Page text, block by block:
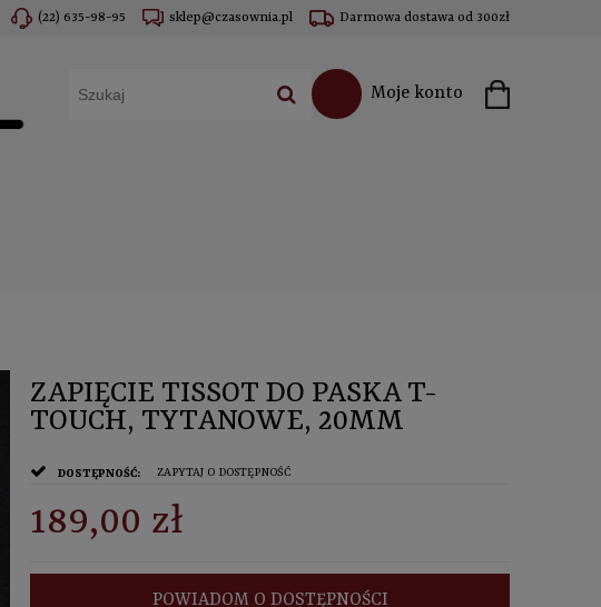
(22) 635-98-95 sklep@czasownia.pl Darmowa dostawa od 300zł
Moje konto
ZAPIĘCIE TISSOT DO PASKA T-
TOUCH, TYTANOWE, 20MM
DOSTĘPNOŚĆ: ZAPYTAJ O DOSTĘPNOŚĆ
189,00 zł
POWIADOM O DOSTĘPNOŚCI